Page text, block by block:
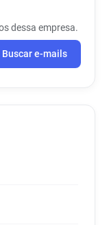
dessa empresa.
Buscar e-mails